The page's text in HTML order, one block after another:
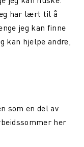
har lært til å
jeg kan finne
kan hjelpe andre,
som en del av
her